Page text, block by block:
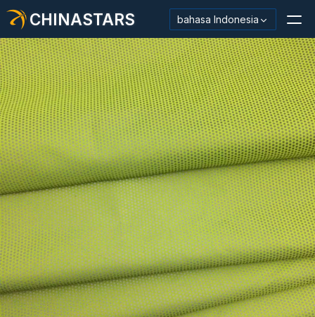
CHINASTARS bahasa Indonesia
Bahan Reflektif/Pita
Kain Reflektif Mode
Pakaian Keamanan
Bahan Menyala Dalam Gelap
Pemangkasan Pencucian Industri
Tentang CHINASTARS
Produk baru